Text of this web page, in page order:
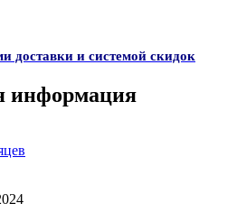
доставки и системой скидок
информация